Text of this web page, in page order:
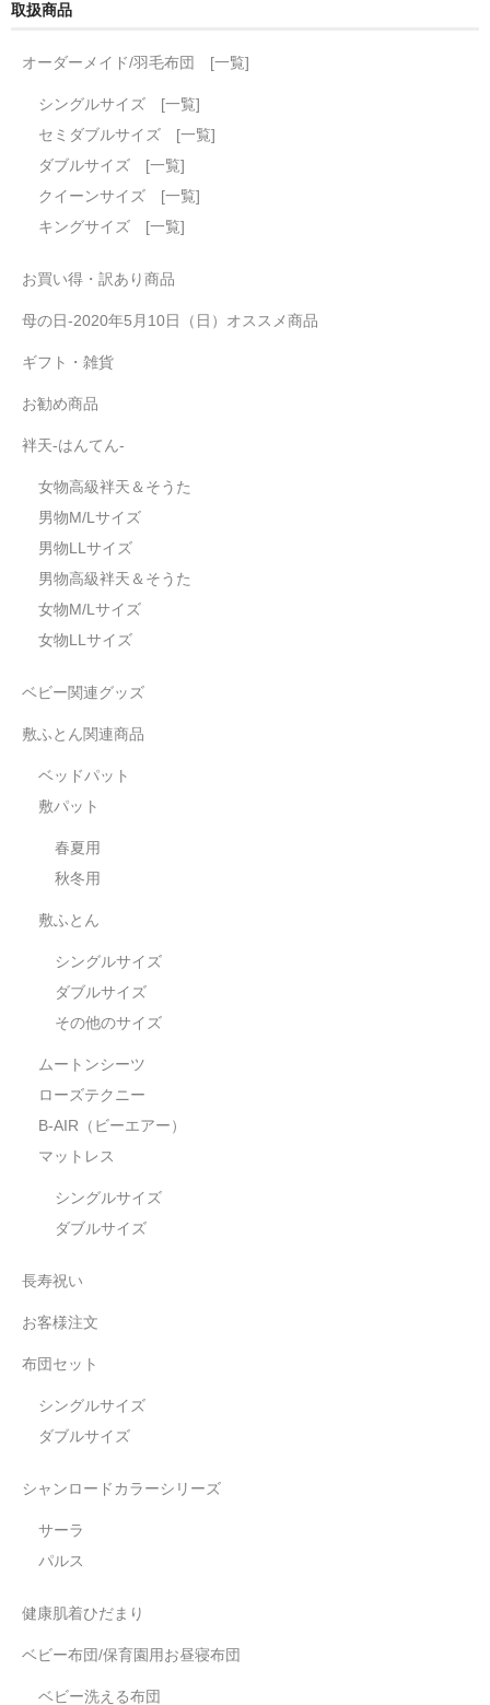
取扱商品
オーダーメイド/羽毛布団 [一覧]
シングルサイズ [一覧]
セミダブルサイズ [一覧]
ダブルサイズ [一覧]
クイーンサイズ [一覧]
キングサイズ [一覧]
お買い得・訳あり商品
母の日-2020年5月10日（日）オススメ商品
ギフト・雑貨
お勧め商品
袢天-はんてん-
女物高級袢天＆そうた
男物M/Lサイズ
男物LLサイズ
男物高級袢天＆そうた
女物M/Lサイズ
女物LLサイズ
ベビー関連グッズ
敷ふとん関連商品
ベッドパット
敷パット
春夏用
秋冬用
敷ふとん
シングルサイズ
ダブルサイズ
その他のサイズ
ムートンシーツ
ローズテクニー
B-AIR（ビーエアー）
マットレス
シングルサイズ
ダブルサイズ
長寿祝い
お客様注文
布団セット
シングルサイズ
ダブルサイズ
シャンロードカラーシリーズ
サーラ
パルス
健康肌着ひだまり
ベビー布団/保育園用お昼寝布団
ベビー洗える布団